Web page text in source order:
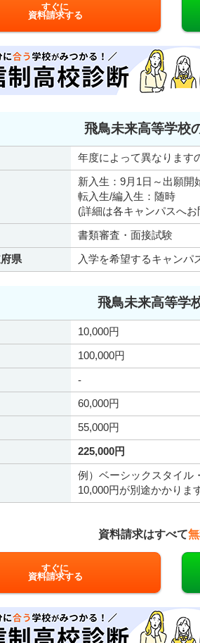
すぐに
資料請求する
飛鳥未来高等学校
年度によって異なります
新入生：9月1日～出願開
転入生/編入生：随時
(詳細は各キャンパスへ
書類審査・面接試験
県
入学を希望するキャンパ
飛鳥未来高等学
10,000円
100,000円
-
60,000円
55,000円
225,000円
例）ベーシックスタイル
10,000円が別途かかりま
資料請求はすべて
すぐに
資料請求する